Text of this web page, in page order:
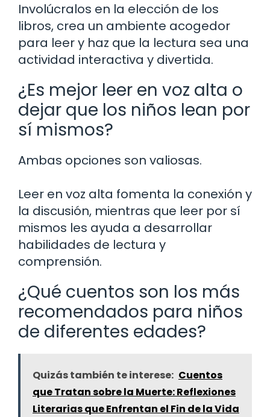
Involúcralos en la elección de los
libros, crea un ambiente acogedor
para leer y haz que la lectura sea una
actividad interactiva y divertida.
¿Es mejor leer en voz alta o
dejar que los niños lean por
sí mismos?
Ambas opciones son valiosas.
Leer en voz alta fomenta la conexión y
la discusión, mientras que leer por sí
mismos les ayuda a desarrollar
habilidades de lectura y
comprensión.
¿Qué cuentos son los más
recomendados para niños
de diferentes edades?
Quizás también te interese: Cuentos
que Tratan sobre la Muerte: Reflexiones
Literarias que Enfrentan el Fin de la Vida